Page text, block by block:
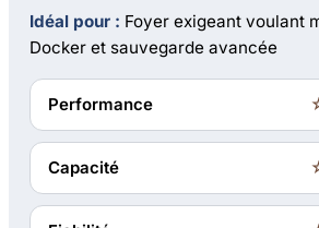
Idéal pour : Foyer exigeant voulant
Docker et sauvegarde avancée
Performance
Capacité